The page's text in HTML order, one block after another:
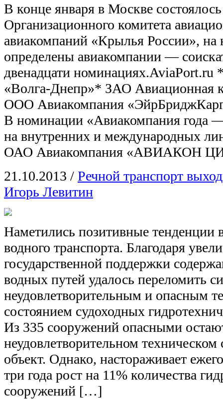
В конце января в Москве состоялось
Организационного комитета
авиакомпаний «Крылья России», на
определены авиакомпании —
двенадцати
«Волга-Днепр»* ЗАО Авиационная
ООО Авиакомпания
В номинации «Авиакомпания года —
на внутренних и международных
ОАО Авиакомпания «АВИАКОН
21.10.2013 / Речной транспорт
Игорь Левитин
Наметились позитивные тенденции
водного транспорта. Благодаря
государственной поддержки
водных путей удалось переломить
неудовлетворительным и опасным
состоянием судоходных
Из 335 сооружений опасными
неудовлетворительном
объект. Однако, настораживает
три года рост на 11% количества
сооружений […]